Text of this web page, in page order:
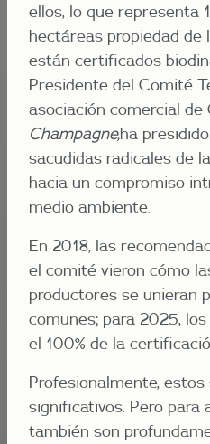
ellos, lo que representa
hectáreas propiedad de
están certificados
Presidente del Comité
asociación comercial de
Champagne,ha
sacudidas radicales de
hacia un compromiso
medio ambiente.
En 2018, las
el comité vieron cómo
productores se unieran
comunes; para 2025,
el 100% de la
Profesionalmente, estos
significativos. Pero para
también son